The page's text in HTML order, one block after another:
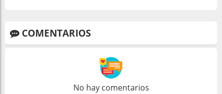
COMENTARIOS
No hay comentarios